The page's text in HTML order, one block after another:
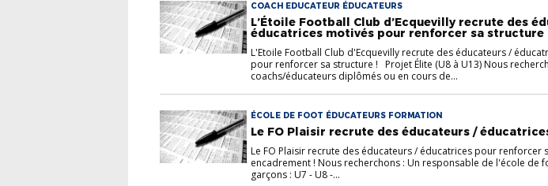
COACH EDUCATEUR ÉDUCATEURS
L’Étoile Football Club d’Ecquevilly recrute des
éducatrices motivés pour renforcer sa structure
L'Etoile Football Club d'Ecquevilly recrute des éducateurs /
pour renforcer sa structure ! Projet Élite (U8 à U13) Nous
coachs/éducateurs diplômés ou en cours de...
ÉCOLE DE FOOT ÉDUCATEURS FORMATION
Le FO Plaisir recrute des éducateurs /
Le FO Plaisir recrute des éducateurs / éducatrices pour renforcer
encadrement ! Nous recherchons : Un responsable de l'école de
garçons : U7 - U8 -...